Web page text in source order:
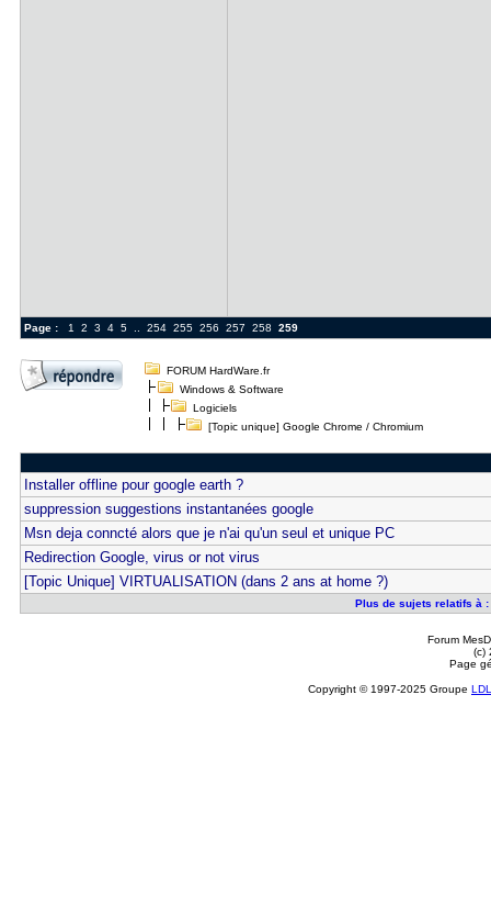
Page : 1 2 3 4 5.. 254 255 256 257 258 259
FORUM HardWare.fr
Windows & Software
Logiciels
[Topic unique] Google Chrome / Chromium
Installer offline pour google earth ?
suppression suggestions instantanées google
Msn deja conncté alors que je n'ai qu'un seul et unique PC
Redirection Google, virus or not virus
[Topic Unique] VIRTUALISATION (dans 2 ans at home ?)
Plus de sujets relatifs à :
Forum
(c)
Page
Copyright © 1997-2025 Groupe